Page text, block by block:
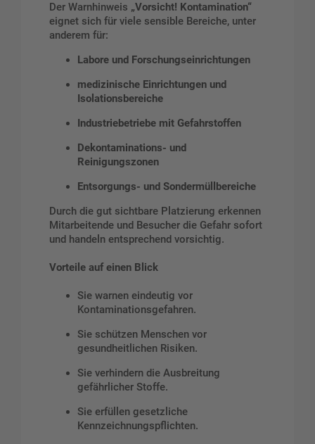
Der Warnhinweis „Vorsicht! Kontamination“
eignet sich für viele sensible Bereiche, unter
anderem für:
Labore und Forschungseinrichtungen
medizinische Einrichtungen und
Isolationsbereiche
Industriebetriebe mit Gefahrstoffen
Dekontaminations- und
Reinigungszonen
Entsorgungs- und Sondermüllbereiche
Durch die gut sichtbare Platzierung erkennen
Mitarbeitende und Besucher die Gefahr sofort
und handeln entsprechend vorsichtig.
Vorteile auf einen Blick
Sie warnen eindeutig vor
Kontaminationsgefahren.
Sie schützen Menschen vor
gesundheitlichen Risiken.
Sie verhindern die Ausbreitung
gefährlicher Stoffe.
Sie erfüllen gesetzliche
Kennzeichnungspflichten.